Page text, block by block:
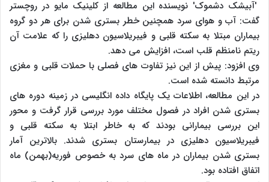
'آبیشک دشموک' نویسنده این مطالعه از کلینیک مایو در روچستر
گفت: آب و هوای سرد همچنین خطر بستری شدن برای هر دو گروه
بیماران مبتلا به سکته قلبی و فیبریلاسیون دهلیزی را که علامت آن
ریتم نامنظم قلب است، افزایش می دهد.
وی افزود: پیش از این نیز تفاوت های فصلی با حملات قلبی و مغزی
مرتبط دانسته شده است.
در این مطالعه، اطلاعات یک پایگاه داده انگلیسی در زمینه دوره های
بستری شدن افراد در فصول مختلف مورد بررسی قرار گرفت و محور
این بررسی بیمارانی بودند که به خاطر ابتلا به سکته قلبی و
فیبریلاسیون دهلیزی در بیمارستان بستری شدند. بالاترین آمار
بستری شدن بیماران در ماه های سرد به خصوص فوریه(بهمن) ماه
اتفاق افتاده بود.